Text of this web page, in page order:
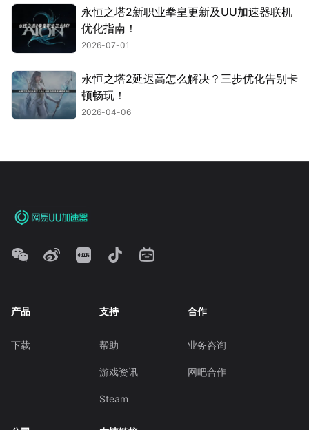
永恒之塔2新职业拳皇更新及UU加速器联机
优化指南！
2026-07-01
永恒之塔2延迟高怎么解决？三步优化告别卡
顿畅玩！
2026-04-06
产品
下载
支持
帮助
游戏资讯
Steam
合作
业务咨询
网吧合作